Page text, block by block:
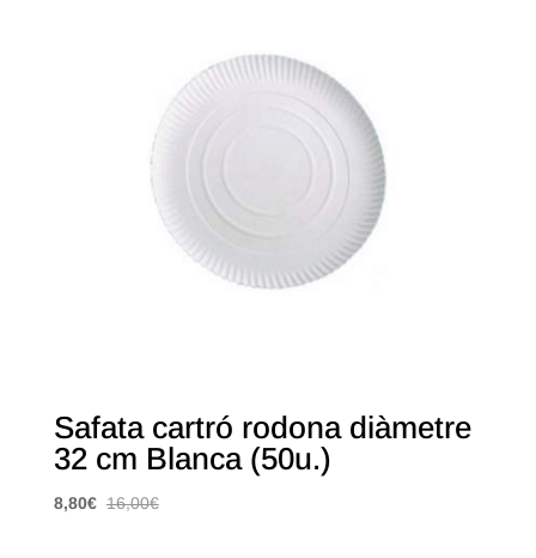
Safata cartró rodona diàmetre
32 cm Blanca (50u.)
8,80€ 16,00€